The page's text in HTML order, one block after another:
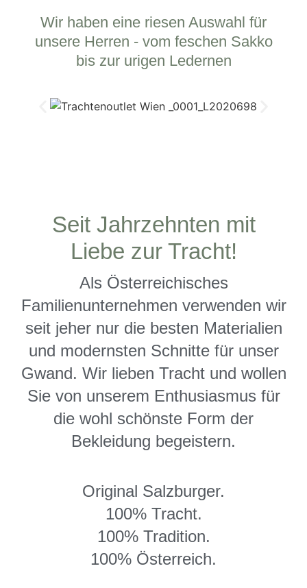
Wir haben eine riesen Auswahl für
unsere Herren - vom feschen Sakko
bis zur urigen Ledernen
Seit Jahrzehnten mit
Liebe zur Tracht!
Als Österreichisches
Familienunternehmen verwenden wir
seit jeher nur die besten Materialien
und modernsten Schnitte für unser
Gwand. Wir lieben Tracht und wollen
Sie von unserem Enthusiasmus für
die wohl schönste Form der
Bekleidung begeistern.
Original Salzburger.
100% Tracht.
100% Tradition.
100% Österreich.